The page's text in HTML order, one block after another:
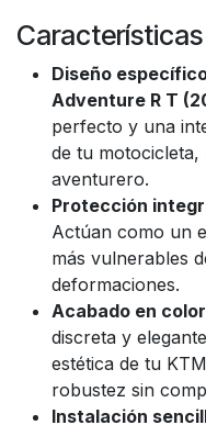
Características
Diseño
Adventure R T
perfecto y una
de tu motocicleta,
aventurero.
Protección
Actúan como un
más vulnerables
deformaciones.
Acabado en
discreta y
estética de tu
robustez sin
Instalación